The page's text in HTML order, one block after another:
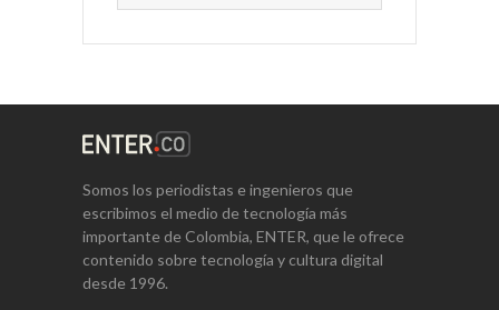
Somos los periodistas e ingenieros que
escribimos el medio de tecnología más
importante de Colombia, ENTER, que le ofrece
contenido sobre tecnología y cultura digital
desde 1996.